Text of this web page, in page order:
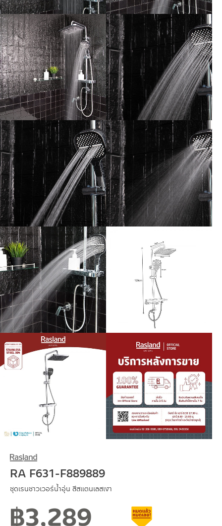
RA F631-F889889
ชุดเรนชาวเวอร์น้ำอุ่น สีสแตนเลสเงา
฿3,289 สถานะสินค้าขายปกติ